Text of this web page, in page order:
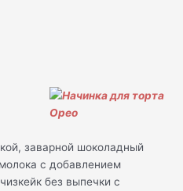
заварной шоколадный
с добавлением
без выпечки с